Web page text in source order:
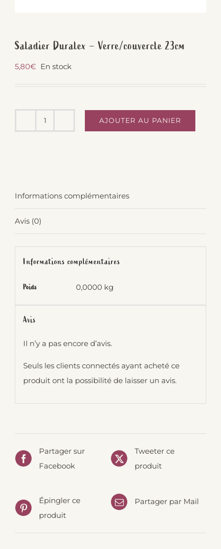
Saladier Duralex – Verre/couvercle 23cm
5,80€ En stock
Verre/couvercle
AJOUTER AU PANIER
Informations complémentaires
Avis (0)
Informations complémentaires
Poids 0,0000 kg
Avis
Il n’y a pas encore d’avis.
Seuls les clients connectés ayant acheté ce
produit ont la possibilité de laisser un avis.
Partager sur
Facebook
Tweeter ce
produit
Épingler ce
produit
Partager par Mail